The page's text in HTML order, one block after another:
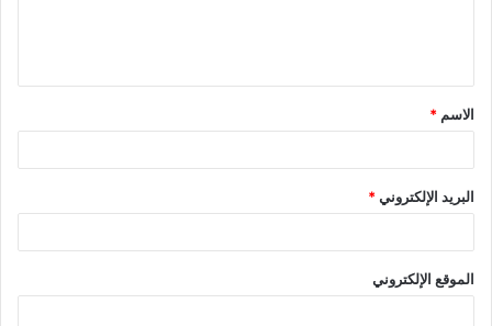
ق
*
الاسم *
البريد الإلكتروني*
الموقع الإلكتروني